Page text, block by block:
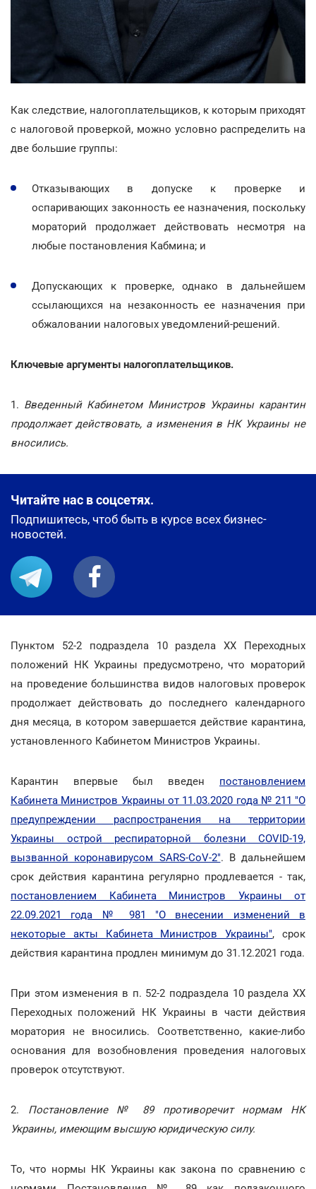
Как следствие, налогоплательщиков, к которым приходят
с налоговой проверкой, можно условно распределить на
две большие группы:
Отказывающих в допуске к проверке и
оспаривающих законность ее назначения, поскольку
мораторий продолжает действовать несмотря на
любые постановления Кабмина; и
Допускающих к проверке, однако в дальнейшем
ссылающихся на незаконность ее назначения при
обжаловании налоговых уведомлений-решений.
Ключевые аргументы налогоплательщиков.
1. Введенный Кабинетом Министров Украины карантин
продолжает действовать, а изменения в НК Украины не
вносились.
Читайте нас в соцсетях.
Подпишитесь, чтоб быть в курсе всех бизнес-
новостей.
Пунктом 52-2 подраздела 10 раздела ХХ Переходных
положений НК Украины предусмотрено, что мораторий
на проведение большинства видов налоговых проверок
продолжает действовать до последнего календарного
дня месяца, в котором завершается действие карантина,
установленного Кабинетом Министров Украины.
Карантин впервые был введен постановлением
Кабинета Министров Украины от 11.03.2020 года № 211 "О
предупреждении распространения на территории
Украины острой респираторной болезни COVID-19,
вызванной коронавирусом SARS-CoV-2". В дальнейшем
срок действия карантина регулярно продлевается - так,
постановлением Кабинета Министров Украины от
22.09.2021 года № 981 "О внесении изменений в
некоторые акты Кабинета Министров Украины", срок
действия карантина продлен минимум до 31.12.2021 года.
При этом изменения в п. 52-2 подраздела 10 раздела ХХ
Переходных положений НК Украины в части действия
моратория не вносились. Соответственно, какие-либо
основания для возобновления проведения налоговых
проверок отсутствуют.
2. Постановление № 89 противоречит нормам НК
Украины, имеющим высшую юридическую силу.
То, что нормы НК Украины как закона по сравнению с